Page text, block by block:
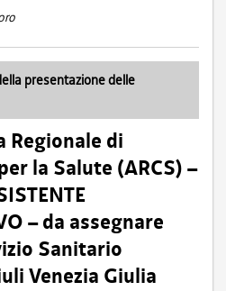
presentazione delle
Regionale di
la Salute (ARCS) –
– da assegnare
Sanitario
Venezia Giulia